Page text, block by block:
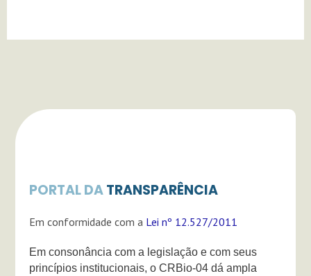
PORTAL DATRANSPARÊNCIA
Em conformidade com a Lei nº 12.527/2011
Em consonância com a legislação e com seus
princípios institucionais, o CRBio-04 dá ampla